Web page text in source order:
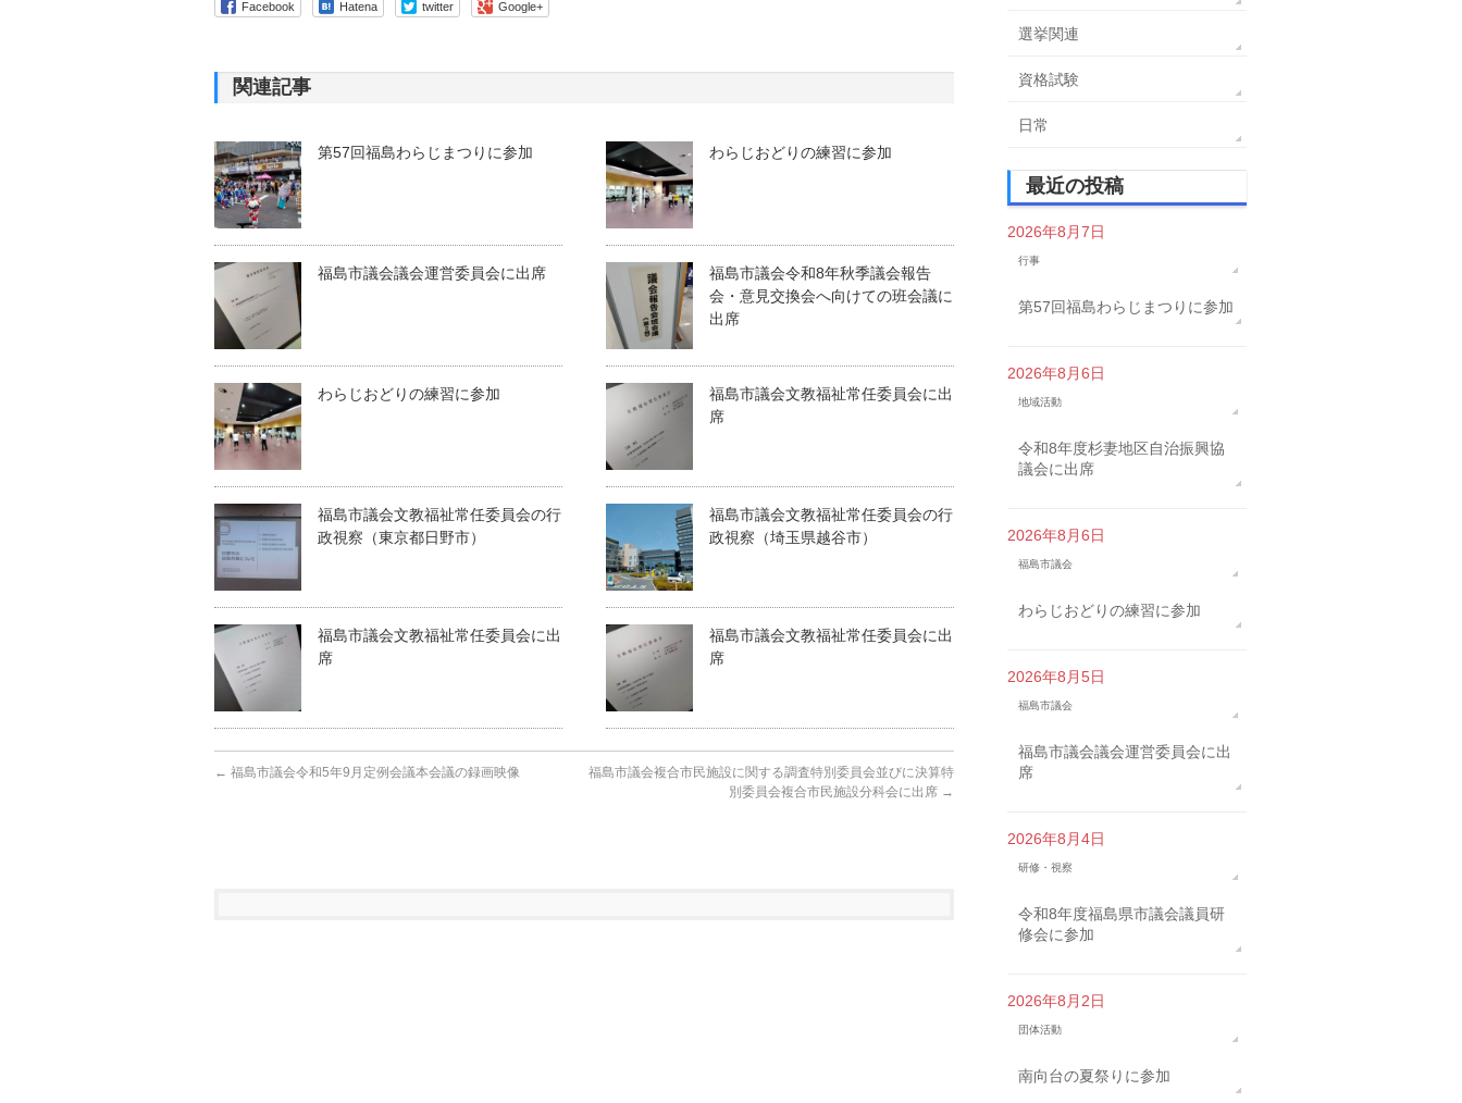
Facebook Hatena twitter Google+
関連記事
第57回福島わらじまつりに参加 わらじおどりの練習に参加
福島市議会議会運営委員会に出席
福島市議会令和8年秋季議会報告
会・意見交換会へ向けての班会議に
出席
わらじおどりの練習に参加
福島市議会文教福祉常任委員会に出
席
福島市議会文教福祉常任委員会の行
政視察（東京都日野市）
福島市議会文教福祉常任委員会の行
政視察（埼玉県越谷市）
福島市議会文教福祉常任委員会に出
席
福島市議会文教福祉常任委員会に出
席
← 福島市議会令和5年9月定例会議本会議の録画映像
福島市議会複合市民施設に関する調査特別委員会並びに決算特
別委員会複合市民施設分科会に出席 →
選挙関連
資格試験
日常
最近の投稿
2026年8月7日
行事
第57回福島わらじまつりに参加
2026年8月6日
地域活動
令和8年度杉妻地区自治振興協
議会に出席
2026年8月6日
福島市議会
わらじおどりの練習に参加
2026年8月5日
福島市議会
福島市議会議会運営委員会に出
席
2026年8月4日
研修・視察
令和8年度福島県市議会議員研
修会に参加
2026年8月2日
団体活動
南向台の夏祭りに参加